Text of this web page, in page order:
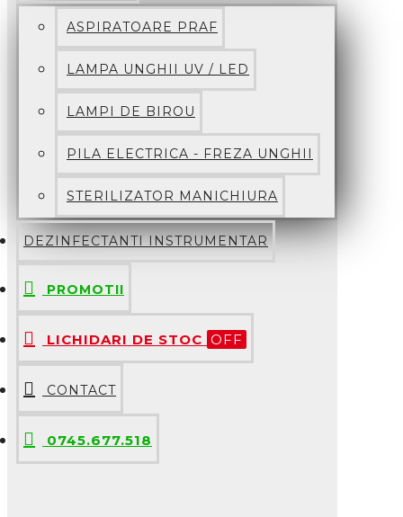
ASPIRATOARE PRAF
LAMPA UNGHII UV / LED
LAMPI DE BIROU
PILA ELECTRICA - FREZA UNGHII
STERILIZATOR MANICHIURA
DEZINFECTANTI INSTRUMENTAR
PROMOTII
LICHIDARI DE STOC OFF
CONTACT
0745.677.518